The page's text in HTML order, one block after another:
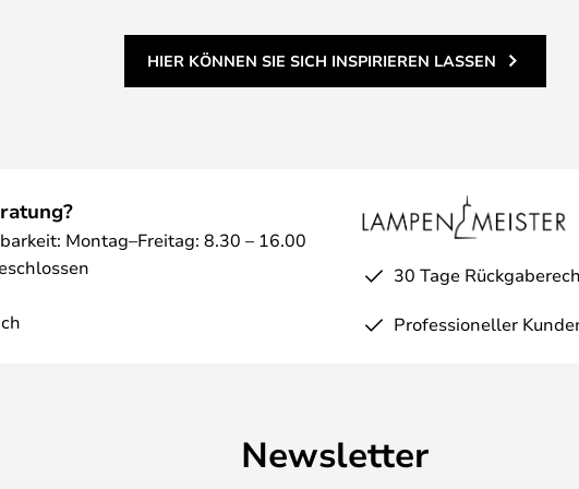
HIER KÖNNEN SIE SICH INSPIRIEREN LASSEN
Montag–Freitag: 8.30 – 16.00
30 Tage
Professioneller
Newsletter